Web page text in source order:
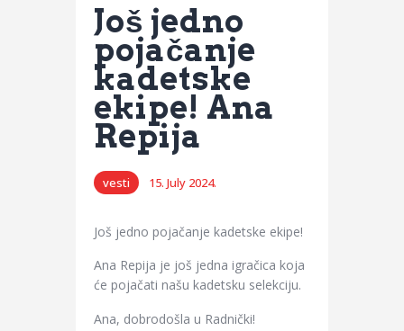
Još jedno
pojačanje
kadetske
ekipe! Ana
Repija
vesti 15. July 2024.
Još jedno pojačanje kadetske ekipe!
Ana Repija je još jedna igračica koja
će pojačati našu kadetsku selekciju.
Ana, dobrodošla u Radnički!